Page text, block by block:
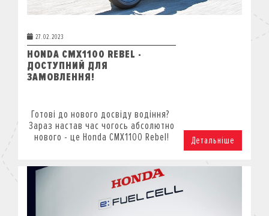
27.02.2023
HONDA CMX1100 REBEL -
ДОСТУПНИЙ ДЛЯ
ЗАМОВЛЕННЯ!
Готові до нового досвіду водіння?
Зараз настав час чогось абсолютно
нового - це Honda CMX1100 Rebel!
Детальніше